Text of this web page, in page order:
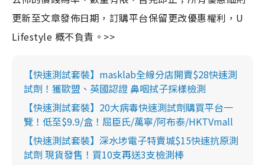
更新至文章發佈日期，訂購平台保留更改優惠權利，U
Lifestyle 概不負責。>>
【快速測試套裝】masklab全線分店開賣$28快速測
試劑！獲歐盟、英國認證 鼻咽拭子採樣檢測
【快速測試套裝】20大病毒快速測試劑購買平台一
覽！低至$9.9/盒！屈臣氏/萬寧/阿布泰/HKTVmall
【快速測試套裝】深水埗電子特賣城$15快速抗原測
試劑 現貨發售！買10支再送3支檢測棒